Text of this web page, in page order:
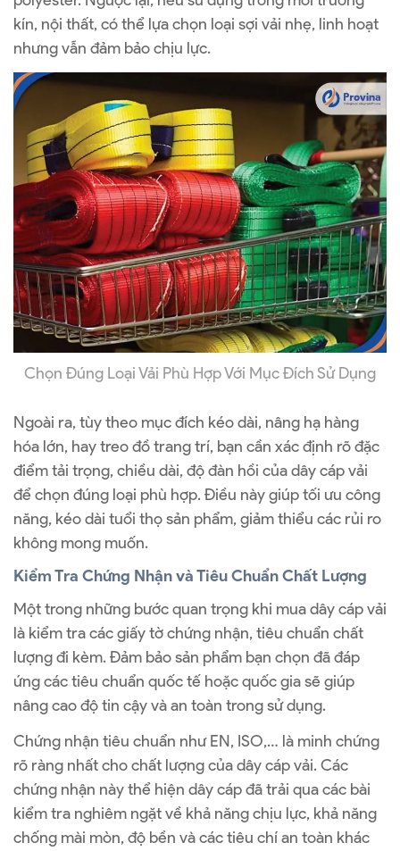
kín, nội thất, có thể lựa chọn loại sợi vải nhẹ, linh hoạt
nhưng vẫn đảm bảo chịu lực.
Chọn Đúng Loại Vải Phù Hợp Với Mục Đích Sử Dụng
Ngoài ra, tùy theo mục đích kéo dài, nâng hạ hàng
hóa lớn, hay treo đồ trang trí, bạn cần xác định rõ đặc
điểm tải trọng, chiều dài, độ đàn hồi của dây cáp vải
để chọn đúng loại phù hợp. Điều này giúp tối ưu công
năng, kéo dài tuổi thọ sản phẩm, giảm thiểu các rủi ro
không mong muốn.
Kiểm Tra Chứng Nhận và Tiêu Chuẩn Chất Lượng
Một trong những bước quan trọng khi mua dây cáp vải
là kiểm tra các giấy tờ chứng nhận, tiêu chuẩn chất
lượng đi kèm. Đảm bảo sản phẩm bạn chọn đã đáp
ứng các tiêu chuẩn quốc tế hoặc quốc gia sẽ giúp
nâng cao độ tin cậy và an toàn trong sử dụng.
Chứng nhận tiêu chuẩn như EN, ISO,… là minh chứng
rõ ràng nhất cho chất lượng của dây cáp vải. Các
chứng nhận này thể hiện dây cáp đã trải qua các bài
kiểm tra nghiêm ngặt về khả năng chịu lực, khả năng
chống mài mòn, độ bền và các tiêu chí an toàn khác